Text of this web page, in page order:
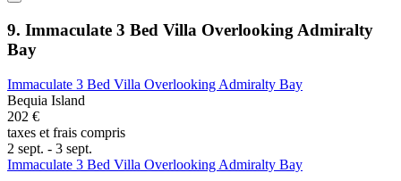
9. Immaculate 3 Bed Villa Overlooking Admiralty
Bay
Immaculate 3 Bed Villa Overlooking Admiralty Bay
Bequia Island
202 €
taxes et frais compris
2 sept. - 3 sept.
Immaculate 3 Bed Villa Overlooking Admiralty Bay